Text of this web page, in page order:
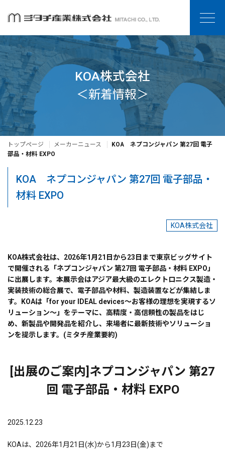
KOA株式会社
＜新着情報＞
トップページ メーカーニュース
KOA ネプコンジャパン 第27回 電子
部品・材料 EXPO
KOA ネプコンジャパン 第27回 電子部品・
材料 EXPO
KOA株式会社
KOA株式会社は、2026年1月21日から23日まで東京ビッグサイト
で開催される「ネプコンジャパン 第27回 電子部品・材料 EXPO」
に出展します。本展示会はアジア最大級のエレクトロニクス製造・
実装技術の総合展で、電子部品や材料、製造装置などが集結しま
す。KOAは「for your IDEAL devices～お客様の理想を実現するソ
リューション～」をテーマに、高精度・高信頼性の製品をはじ
め、新製品や開発品を紹介し、来場者に最新技術やソリューショ
ンを提示します。(ミタチ産業要約)
[出展のご案内]ネプコンジャパン 第27
回 電子部品・材料 EXPO
2025.12.23
KOAは、2026年1月21日(水)から1月23日(金)まで